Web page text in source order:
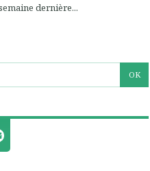
dernière...